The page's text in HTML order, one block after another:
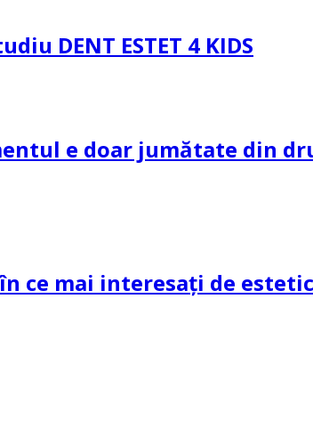
DENT ESTET 4 KIDS
e doar jumătate din
ce mai interesați de